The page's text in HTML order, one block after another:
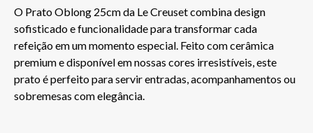
O Prato Oblong 25cm da Le Creuset combina design
sofisticado e funcionalidade para transformar cada
refeição em um momento especial. Feito com cerâmica
premium e disponível em nossas cores irresistíveis, este
prato é perfeito para servir entradas, acompanhamentos ou
sobremesas com elegância.